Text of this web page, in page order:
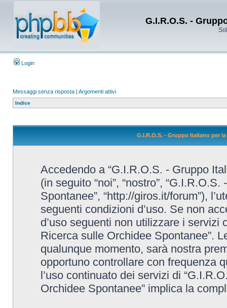
G.I.R.O.S. -
Login
Messaggi senza risposta | Argomenti attivi
Indice
G.I.R.O.S. - Gruppo Italiano per
Accedendo a “G.I.R.O.S. - Gruppo
(in seguito “noi”, “nostro”,
Spontanee”, “http://giros.it/forum”),
seguenti condizioni d’uso. Se non
d’uso seguenti non utilizzare i servizi
Ricerca sulle Orchidee Spontanee”.
qualunque momento, sarà nostra
opportuno controllare con frequenza
l’uso continuato dei servizi di
Orchidee Spontanee” implica la